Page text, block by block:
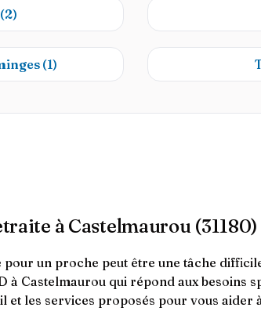
(2)
(1)
à Castelmaurou (31180)
un proche peut être une tâche
à Castelmaurou qui répond aux
et les services proposés pour vous